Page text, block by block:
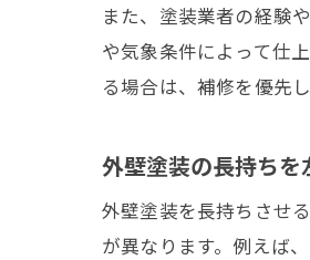
また、塗装業者の経験
や気象条件によって仕
る場合は、補修を優先
外壁塗装の長持ち
外壁塗装を長持ちさせ
が異なります。例えば